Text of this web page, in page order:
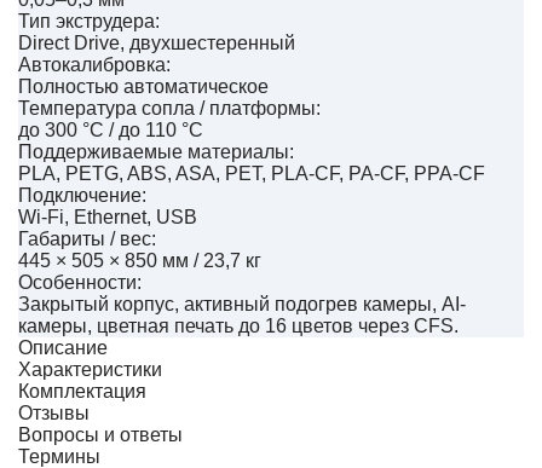
Тип экструдера:
Direct Drive, двухшестеренный
Автокалибровка:
Полностью автоматическое
Температура сопла / платформы:
до 300 °C / до 110 °C
Поддерживаемые материалы:
PLA, PETG, ABS, ASA, PET, PLA-CF, PA-CF, PPA-CF
Подключение:
Wi-Fi, Ethernet, USB
Габариты / вес:
445 × 505 × 850 мм / 23,7 кг
Особенности:
Закрытый корпус, активный подогрев камеры, AI-
камеры, цветная печать до 16 цветов через CFS.
Описание
Характеристики
Комплектация
Отзывы
Вопросы и ответы
Термины